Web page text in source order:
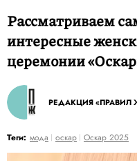
Рассматриваем
интересные
церемонии
РЕДАКЦИЯ «ПРАВИЛ
Теги: мода оскар Оскар 2025